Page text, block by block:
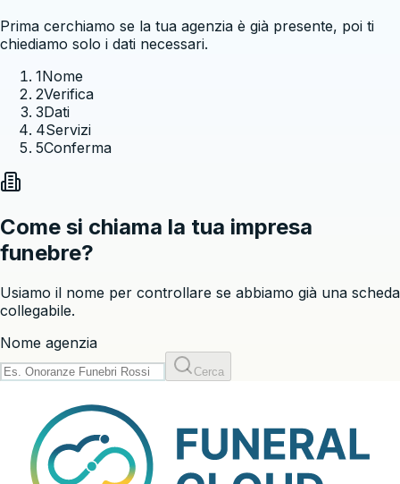
Prima cerchiamo se la tua agenzia è già presente, poi ti
chiediamo solo i dati necessari.
1Nome
2Verifica
3Dati
4Servizi
5Conferma
Come si chiama la tua impresa
funebre?
Usiamo il nome per controllare se abbiamo già una scheda
collegabile.
Nome agenzia
Cerca